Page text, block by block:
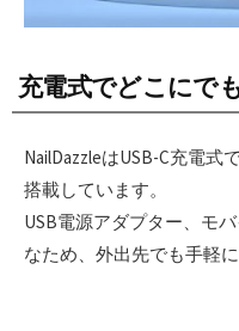
充電式でどこにで
NailDazzleはUSB-C充電式
搭載しています。
USB電源アダプター、モ
なため、外出先でも手軽